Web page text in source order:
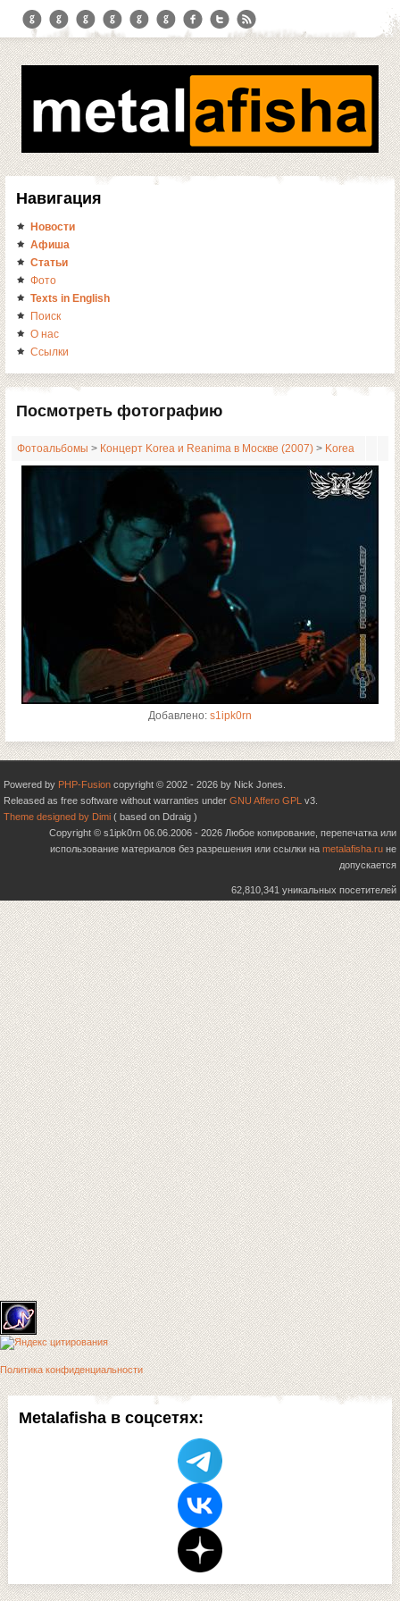
Metalafisha в соцсетях:
Навигация
Новости
Афиша
Статьи
Фото
Texts in English
Поиск
О нас
Ссылки
Посмотреть фотографию
Фотоальбомы > Концерт Korea и Reanima в Москве (2007) > Korea
Добавлено: s1ipk0rn
Powered by PHP-Fusion copyright © 2002 - 2026 by Nick Jones.
Released as free software without warranties under GNU Affero GPL v3.
Theme designed by Dimi ( based on Ddraig )
Copyright © s1ipk0rn 06.06.2006 - 2026 Любое копирование, перепечатка или
использование материалов без разрешения или ссылки на metalafisha.ru не
допускается
62,810,341 уникальных посетителей
Политика конфиденциальности